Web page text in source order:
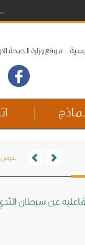
-
موقع وزارة الصحة
عرض
عن سرطان